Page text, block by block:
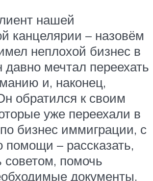
нашей
канцелярии – назовём
неплохой бизнес в
мечтал переехать
и, наконец,
обратился к своим
уже переехали в
бизнес иммиграции, с
помощи – рассказать,
советом, помочь
документы.